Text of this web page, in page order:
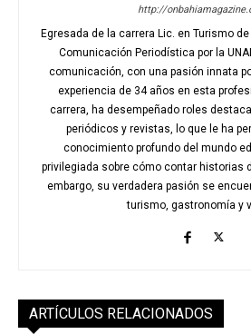
http://
Egresada de la carrera Lic. en Turismo
Comunicación Periodística por la
comunicación, con una pasión innata
experiencia de 34 años en esta
carrera, ha desempeñado roles
periódicos y revistas, lo que le ha
conocimiento profundo del mundo
privilegiada sobre cómo contar historias
embargo, su verdadera pasión se
turismo, gastronomía y
ARTÍCULOS RELACIONADOS